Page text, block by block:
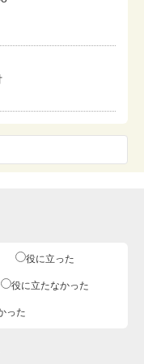
役に立った
役に立たなかった
った